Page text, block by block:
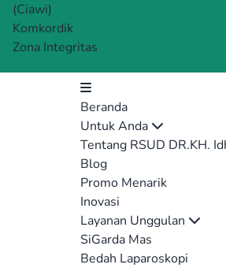
(Ciawi)
Komkordik
Zona Integritas
Beranda
Untuk Anda
Tentang RSUD DR.KH.
Blog
Promo Menarik
Inovasi
Layanan Unggulan
SiGarda Mas
Bedah Laparoskopi